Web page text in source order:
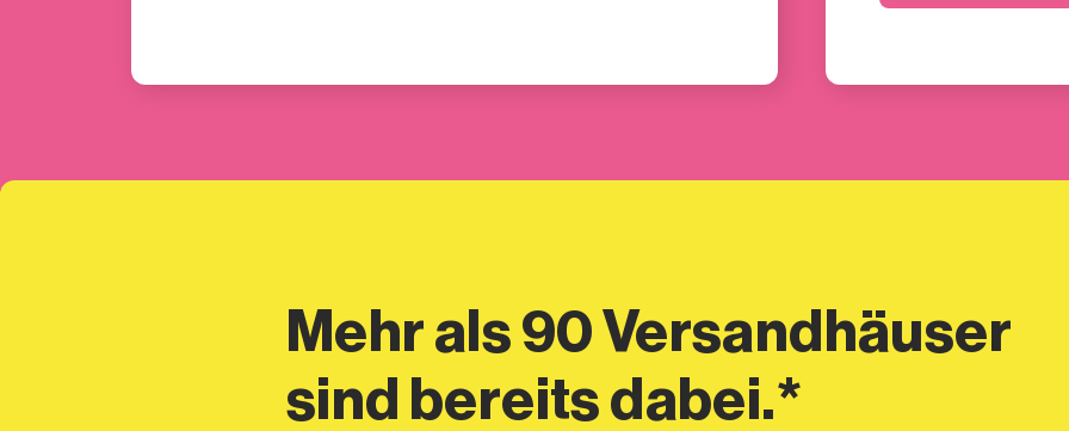
Mehr als 90 Versandhäuser
sind bereits dabei.*